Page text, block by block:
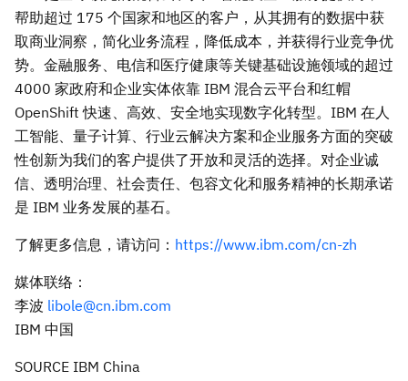
帮助超过 175 个国家和地区的客户，从其拥有的数据中获
取商业洞察，简化业务流程，降低成本，并获得行业竞争优
势。金融服务、电信和医疗健康等关键基础设施领域的超过
4000 家政府和企业实体依靠 IBM 混合云平台和红帽
OpenShift 快速、高效、安全地实现数字化转型。IBM 在人
工智能、量子计算、行业云解决方案和企业服务方面的突破
性创新为我们的客户提供了开放和灵活的选择。对企业诚
信、透明治理、社会责任、包容文化和服务精神的长期承诺
是 IBM 业务发展的基石。
了解更多信息，请访问： https://www.ibm.com/cn-zh
媒体联络：
李波 libole@cn.ibm.com
IBM 中国
SOURCE IBM China